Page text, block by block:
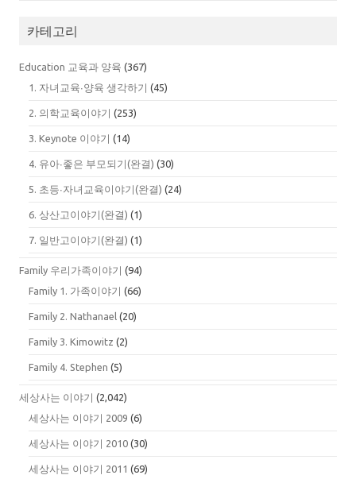
카테고리
Education 교육과 양육 (367)
1. 자녀교육∙양육 생각하기 (45)
2. 의학교육이야기 (253)
3. Keynote 이야기 (14)
4. 유아∙좋은 부모되기(완결) (30)
5. 초등∙자녀교육이야기(완결) (24)
6. 상산고이야기(완결) (1)
7. 일반고이야기(완결) (1)
Family 우리가족이야기 (94)
Family 1. 가족이야기 (66)
Family 2. Nathanael (20)
Family 3. Kimowitz (2)
Family 4. Stephen (5)
세상사는 이야기 (2,042)
세상사는 이야기 2009 (6)
세상사는 이야기 2010 (30)
세상사는 이야기 2011 (69)